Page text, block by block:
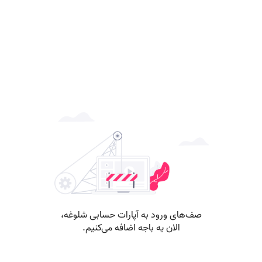
صف‌های ورود به آپارات حسابی شلوغه،
الان یه باجه اضافه می‌کنیم.